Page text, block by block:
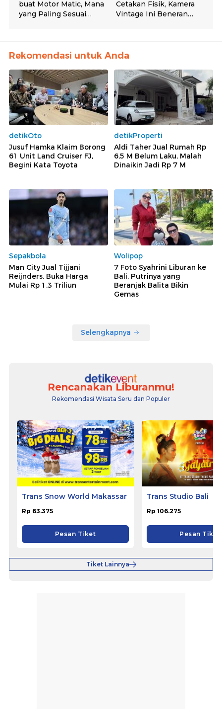
Rekomendasi untuk Anda
detikOto
Jusuf Hamka Klaim Borong
61 Unit Land Cruiser FJ,
Begini Kata Toyota
detikProperti
Aldi Taher Jual Rumah Rp
6,5 M Belum Laku, Malah
Dinaikin Jadi Rp 7 M
Sepakbola
Man City Jual Tijjani
Reijnders, Buka Harga
Mulai Rp 1,3 Triliun
Wolipop
7 Foto Syahrini Liburan ke
Bali, Putrinya yang
Beranjak Balita Bikin
Gemas
Selengkapnya
Rencanakan Liburanmu!
Rekomendasi Wisata Seru dan Populer
Trans Snow World Makassar
Rp 63.375
Pesan Tiket
Trans Studio Bali
Rp 106.275
Pesan Tiket
Tiket Lainnya